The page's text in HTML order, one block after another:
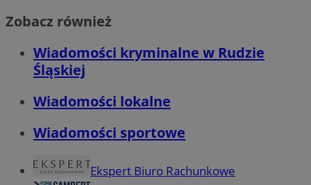
Zobacz również
Wiadomości kryminalne w Rudzie
Śląskiej
Wiadomości lokalne
Wiadomości sportowe
Ekspert Biuro Rachunkowe